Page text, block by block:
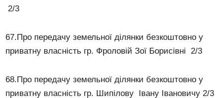
2/3
67.Про передачу земельної ділянки безкоштовно у
приватну власність гр. Фроловій Зої Борисівні 2/3
68.Про передачу земельної ділянки безкоштовно у
приватну власність гр. Шипілову Івану Івановичу 2/3